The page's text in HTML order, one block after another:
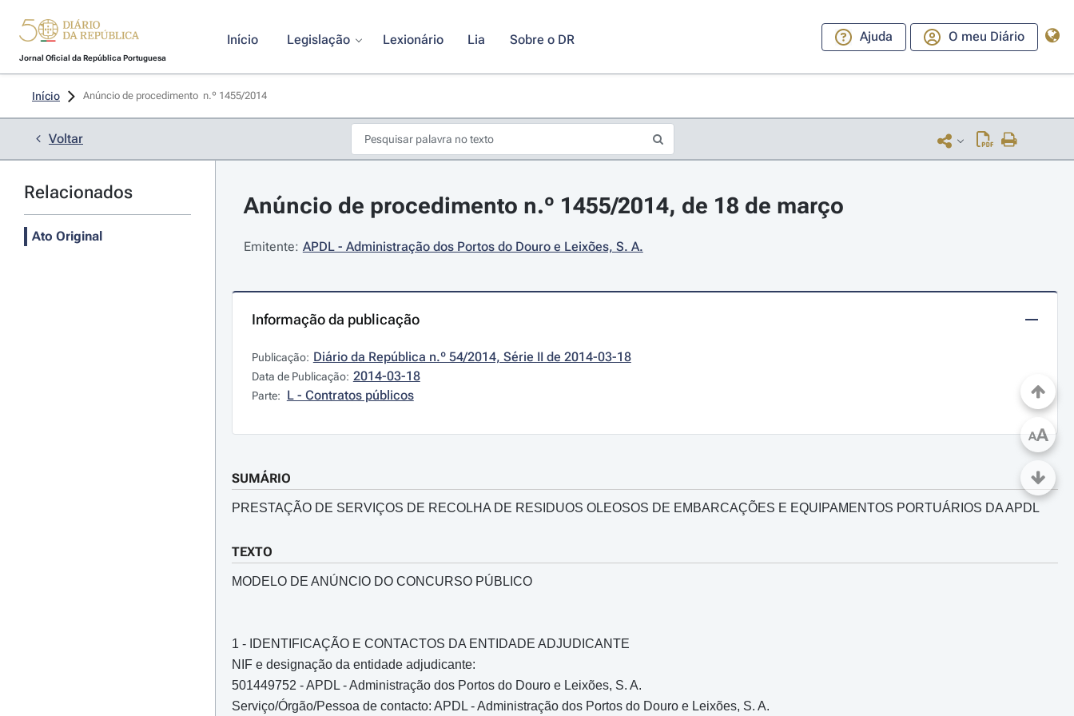
Jornal Oficial da República Portuguesa
Início Legislação Lexionário Lia Sobre o DR Ajuda O meu Diário
Início Anúncio de procedimento  n.º 1455/2014
Voltar
Relacionados
Ato Original
Anúncio de procedimento n.º 1455/2014, de 18 de março
Emitente: APDL - Administração dos Portos do Douro e Leixões, S. A.
Informação da publicação
Publicação: Diário da República n.º 54/2014, Série II de 2014-03-18
Data de Publicação: 2014-03-18
Parte: L - Contratos públicos
SUMÁRIO
PRESTAÇÃO DE SERVIÇOS DE RECOLHA DE RESIDUOS OLEOSOS DE EMBARCAÇÕES E EQUIPAMENTOS PORTUÁRIOS DA APDL
TEXTO
MODELO DE ANÚNCIO DO CONCURSO PÚBLICO
1 - IDENTIFICAÇÃO E CONTACTOS DA ENTIDADE ADJUDICANTE
NIF e designação da entidade adjudicante:
501449752 - APDL - Administração dos Portos do Douro e Leixões, S. A.
Serviço/Órgão/Pessoa de contacto: APDL - Administração dos Portos do Douro e Leixões, S. A.
AA